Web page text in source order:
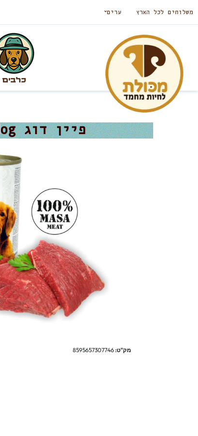
משלוחים לכל הארץ ערים
כלבים
פיין דוג Fine dog אקסלוסיב מעדן פטה לכלבים בקר – 400 גרם
מק"ט:8595657307746